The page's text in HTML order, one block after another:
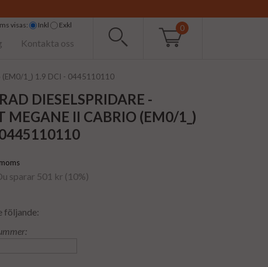
0
visas: Inkl Exkl
Kontakta oss
(EM0/1_) 1.9 DCI - 0445110110
DIESELSPRIDARE -
MEGANE II CABRIO (EM0/1_)
sparar 501 kr (10%)
följande: